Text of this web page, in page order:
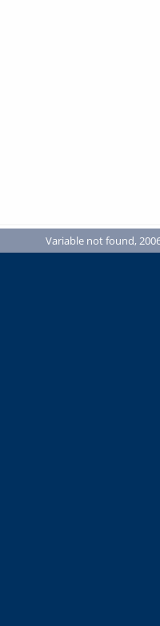
Variable not found,